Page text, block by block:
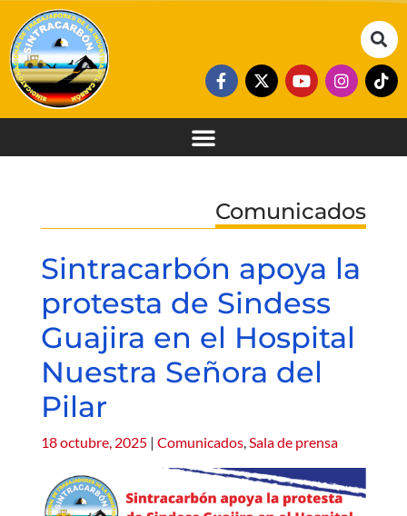
Comunicados
Sintracarbón apoya la
protesta de Sindess
Guajira en el Hospital
Nuestra Señora del
Pilar
18 octubre, 2025 | Comunicados,Sala de prensa